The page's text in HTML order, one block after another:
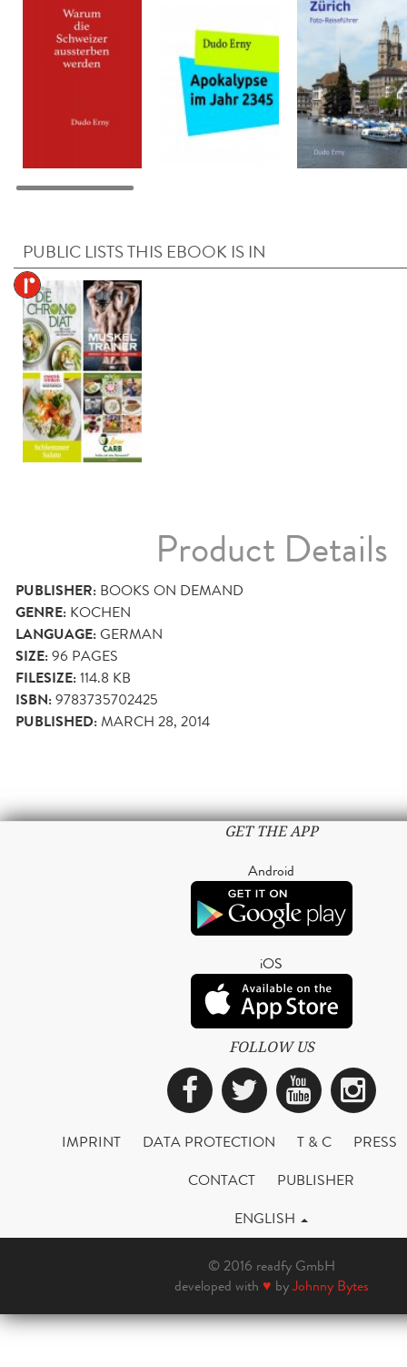
PUBLIC LISTS THIS EBOOK IS IN
Product Details
PUBLISHER: BOOKS ON DEMAND
GENRE: KOCHEN
LANGUAGE:GERMAN
SIZE:96 PAGES
FILESIZE:114.8 KB
ISBN:9783735702425
PUBLISHED:MARCH 28, 2014
GET THE APP
Android
iOS
FOLLOW US
Facebook
Twitter
IMPRINT DATA PROTECTION T & C
PRESS
CONTACT
PUBLISHER
ENGLISH
© 2016 readfy GmbH
developed with ♥ byJohnny Bytes